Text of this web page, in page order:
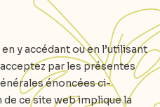
y accédant ou en l’utilisant
par les présentes
énoncées ci-
ce site web implique la